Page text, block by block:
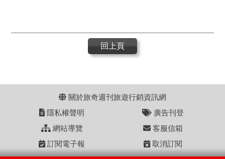
回上頁
關於旅奇週刊旅遊行銷資訊網
隱私權聲明
廣告刊登
網站導覽
客服信箱
訂閱電子報
取消訂閱